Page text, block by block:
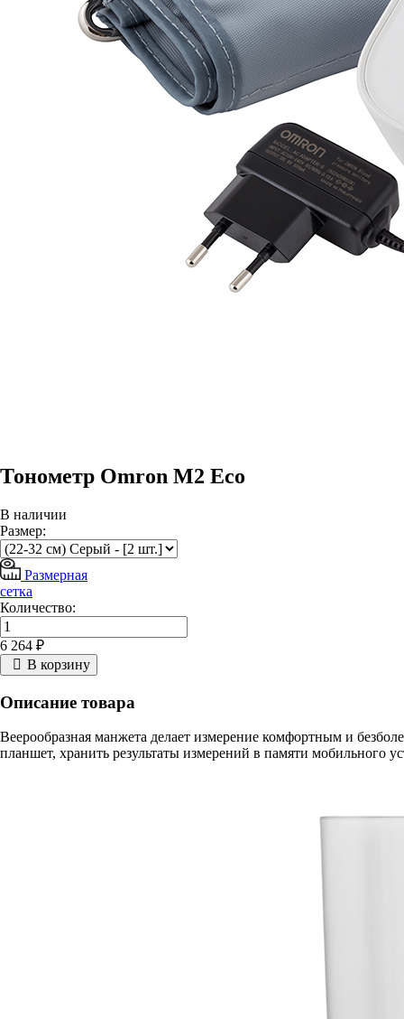
Тонометр Omron M2 Eco
В наличии
Размер:
Размерная
сетка
Количество:
6 264 ₽
В корзину
Описание товара
Веерообразная манжета делает измерение комфортным и
планшет, хранить результаты измерений в памяти мобильного